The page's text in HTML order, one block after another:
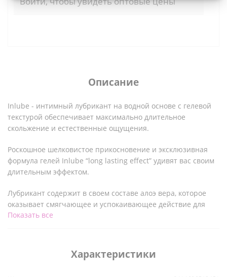
Описание
Inlube - интимный лубрикант на водной основе с гелевой
текстурой обеспечивает максимально длительное
скольжение и естественные ощущения.
Роскошное шелковистое прикосновение и эксклюзивная
формула гелей Inlube “long lasting effect” удивят вас своим
длительным эффектом.
Лубрикант содержит в своем составе алоэ вера, которое
оказывает смягчающее и успокаивающее действие для
лучшего ухода за интимными зонами. А также обладает
Веганская формула на водной основе не содержит
Показать все
Характеристики